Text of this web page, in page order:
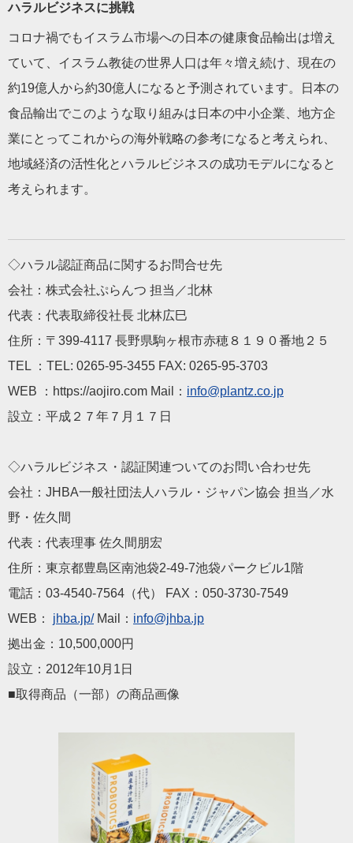
ハラルビジネスに挑戦
コロナ禍でもイスラム市場への日本の健康食品輸出は増え
ていて、イスラム教徒の世界人口は年々増え続け、現在の
約19億人から約30億人になると予測されています。日本の
食品輸出でこのような取り組みは日本の中小企業、地方企
業にとってこれからの海外戦略の参考になると考えられ、
地域経済の活性化とハラルビジネスの成功モデルになると
考えられます。
◇ハラル認証商品に関するお問合せ先
会社：株式会社ぷらんつ 担当／北林
代表：代表取締役社長 北林広巳
住所：〒399-4117 長野県駒ヶ根市赤穂８１９０番地２５
TEL ：TEL: 0265-95-3455 FAX: 0265-95-3703
WEB ：https://aojiro.com Mail： info@plantz.co.jp
設立：平成２７年７月１７日
◇ハラルビジネス・認証関連ついてのお問い合わせ先
会社：JHBA一般社団法人ハラル・ジャパン協会 担当／水
野・佐久間
代表：代表理事 佐久間朋宏
住所：東京都豊島区南池袋2‐49‐7池袋パークビル1階
電話：03‐4540‐7564（代） FAX：050‐3730‐7549
WEB： jhba.jp/Mail： info@jhba.jp
拠出金：10,500,000円
設立：2012年10月1日
■取得商品（一部）の商品画像